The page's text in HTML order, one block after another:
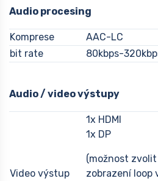
Audio procesing
Komprese
AAC-LC
bit rate
80kbps-
Audio / video výstupy
Video výstup
1x HDMI
1x DP
(možnost
zobrazení loop